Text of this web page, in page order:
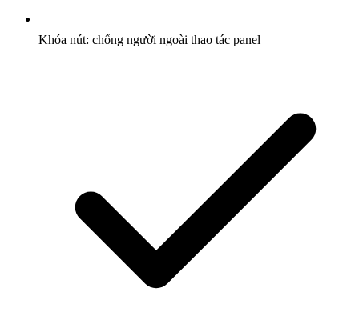
Khóa nút: chống người ngoài thao tác panel